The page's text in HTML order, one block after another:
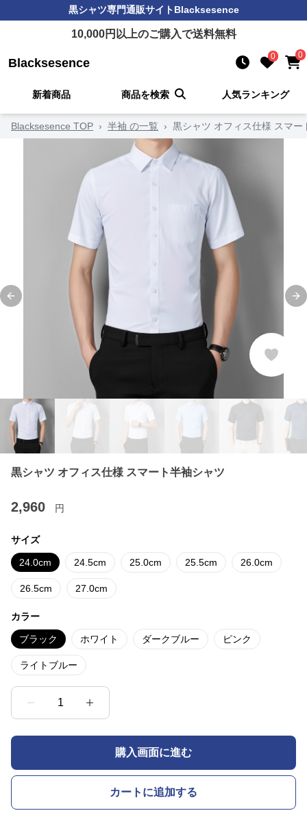
黒シャツ専門通販サイトBlacksesence
10,000円以上のご購入で送料無料
Blacksesence 0 0
新着商品 商品を検索 人気ランキング
Blacksesence TOP › 半袖 の一覧 › 黒シャツ オフィス仕様 スマー
Previous slide
黒シャツ オフィス仕様 スマート半袖シャツ
2,960 円
サイズ
24.0cm 24.5cm 25.0cm 25.5cm 26.0cm
26.5cm 27.0cm
カラー
ブラック ホワイト ダークブルー ピンク
ライトブルー
1
購入画面に進む
カートに追加する